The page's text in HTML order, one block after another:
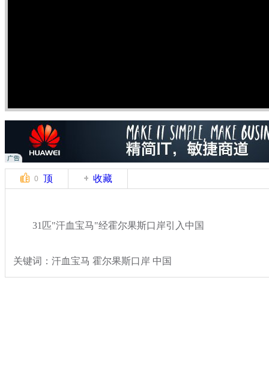
0 顶 收藏
31匹"汗血宝马"经霍尔果斯口岸引入中国
关键词：汗血宝马 霍尔果斯口岸 中国